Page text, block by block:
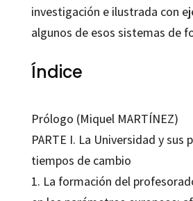
investigación e ilustrada con
algunos de esos sistemas de
Índice
Prólogo (Miquel MARTÍNEZ)
PARTE I. La Universidad y sus
tiempos de cambio
1. La formación del